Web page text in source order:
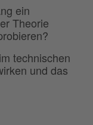
ein
Theorie
technischen
und das